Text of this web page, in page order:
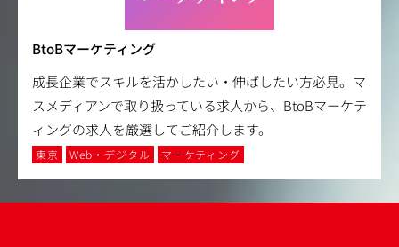
BtoBマーケティング
成長企業でスキルを活かしたい・伸ばしたい方必見。マ
スメディアンで取り扱っている求人から、BtoBマーケテ
ィングの求人を厳選してご紹介します。
東京 Web・デジタル マーケティング